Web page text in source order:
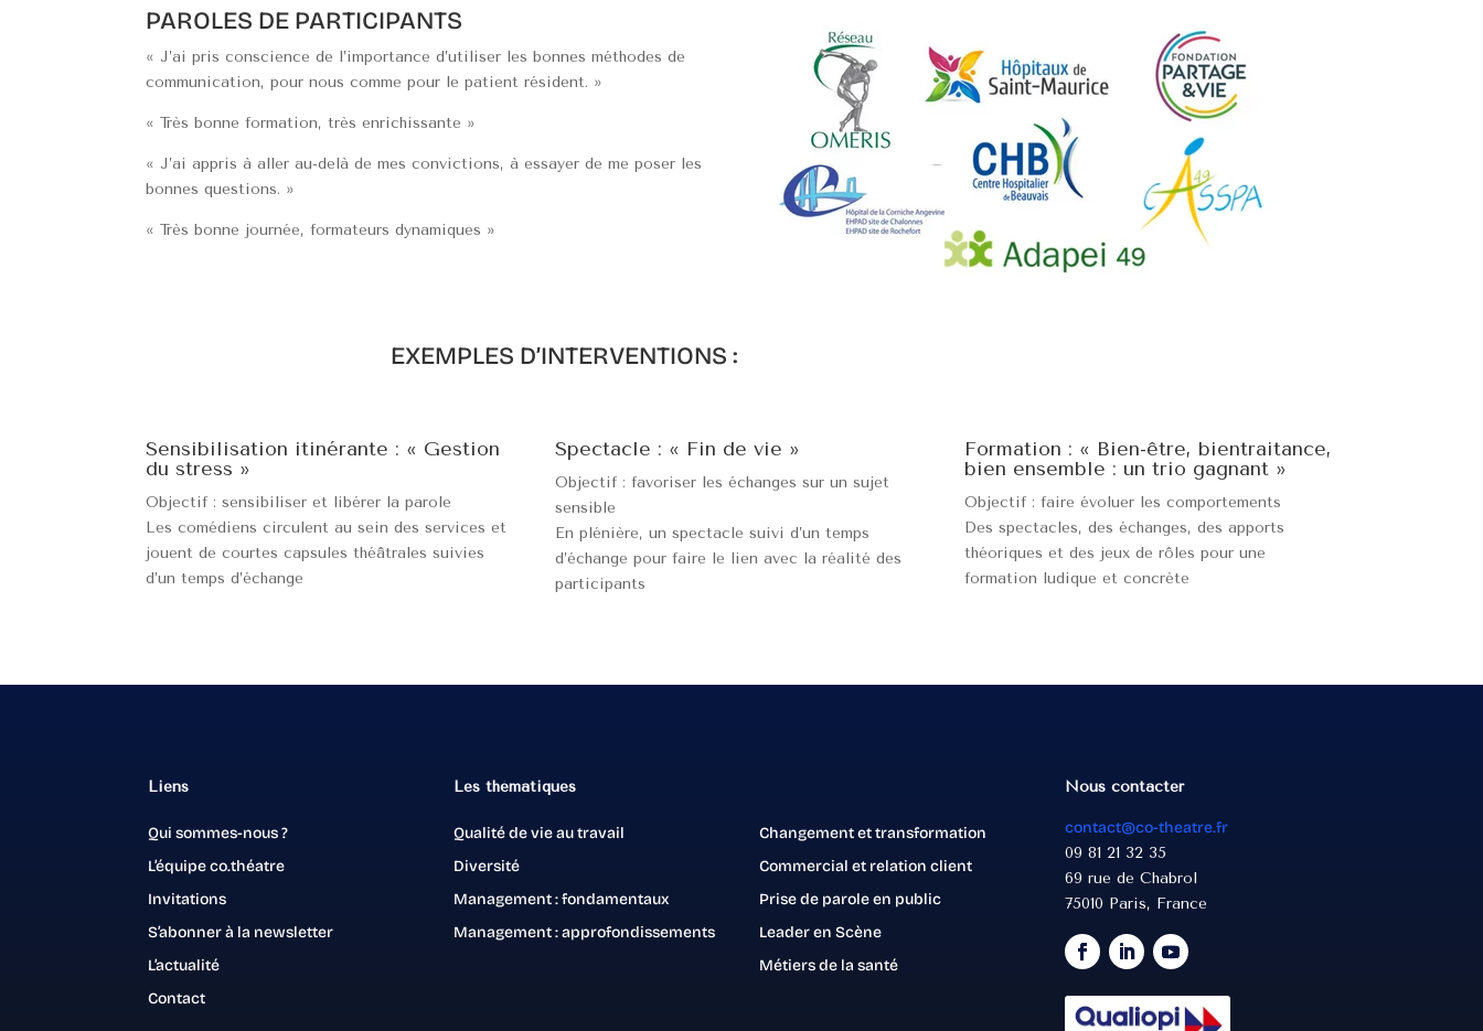
PAROLES DE PARTICIPANTS
« J’ai pris conscience de l’importance d’utiliser les bonnes méthodes de
communication, pour nous comme pour le patient résident. »
« Très bonne formation, très enrichissante »
« J’ai appris à aller au-delà de mes convictions, à essayer de me poser les
bonnes questions. »
« Très bonne journée, formateurs dynamiques »
EXEMPLES D’INTERVENTIONS :
Sensibilisation itinérante : « Gestion
du stress »
Objectif : sensibiliser et libérer la parole
Les comédiens circulent au sein des services et
jouent de courtes capsules théâtrales suivies
d’un temps d’échange
Spectacle : « Fin de vie »
Objectif : favoriser les échanges sur un sujet
sensible
En plénière, un spectacle suivi d’un temps
d’échange pour faire le lien avec la réalité des
participants
Formation : « Bien-être, bientraitance,
bien ensemble : un trio gagnant »
Objectif : faire évoluer les comportements
Des spectacles, des échanges, des apports
théoriques et des jeux de rôles pour une
formation ludique et concrète
Liens
Qui sommes-nous ?
L’équipe co.théatre
Invitations
S’abonner à la newsletter
L’actualité
Contact
Les thématiques
Qualité de vie au travail
Diversité
Management : fondamentaux
Management : approfondissements
Changement et transformation
Commercial et relation client
Prise de parole en public
Leader en Scène
Métiers de la santé
Nous contacter
contact@co-theatre.fr
09 81 21 32 35
69 rue de Chabrol
75010 Paris, France